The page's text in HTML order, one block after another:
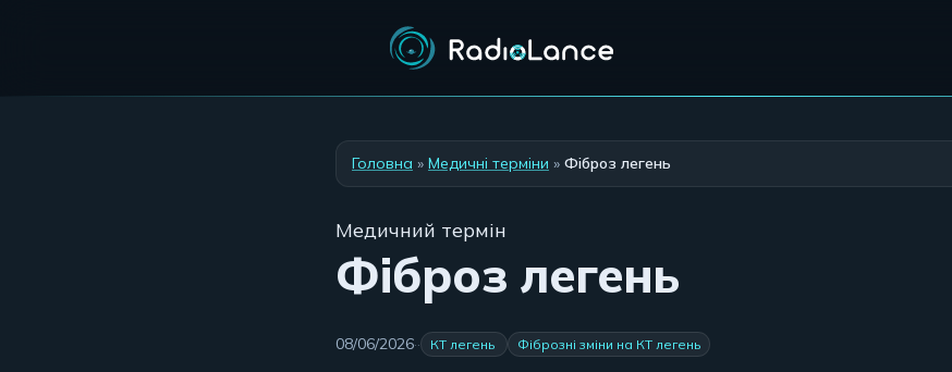
Головна » Медичні терміни » Фіброз легень
Медичний термін
Фіброз легень
08/06/2026·· КТ легень Фіброзні зміни на КТ легень